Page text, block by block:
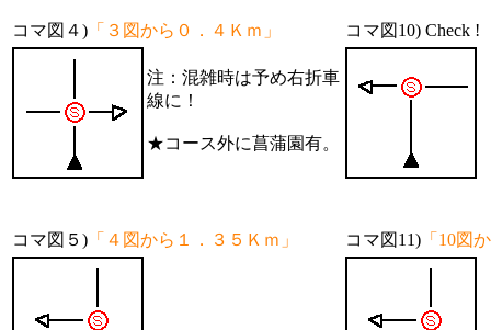
コマ図４) 「３図から０．４Ｋｍ」 コマ図10) Check !
注：混雑時は予め右折車
線に！
★コース外に菖蒲園有。
コマ図５) 「４図から１．３５Ｋｍ」 コマ図11) 「10図